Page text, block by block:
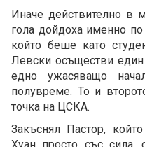
Иначе действително в
гола дойдоха именно
който беше като
Левски осъществи един
едно ужасяващо
полувреме. То и
точка на ЦСКА.
Закъснял Пастор,